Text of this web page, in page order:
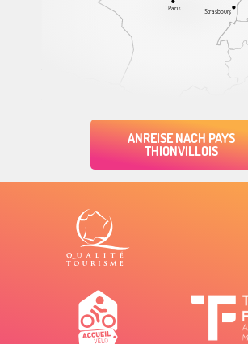
Paris Strasbourg
ANREISE NACH PAYS
THIONVILLOIS